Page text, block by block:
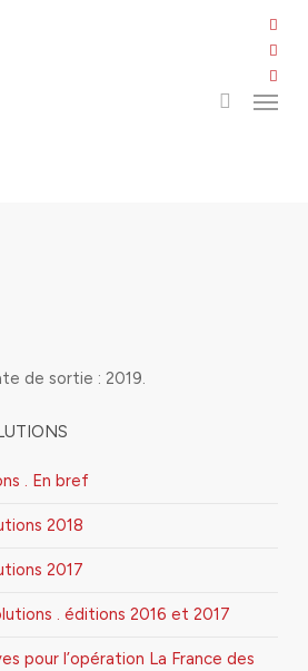
search
Menu
de sortie : 2019.
. En bref
2018
2017
. éditions 2016 et 2017
pour l’opération La France des